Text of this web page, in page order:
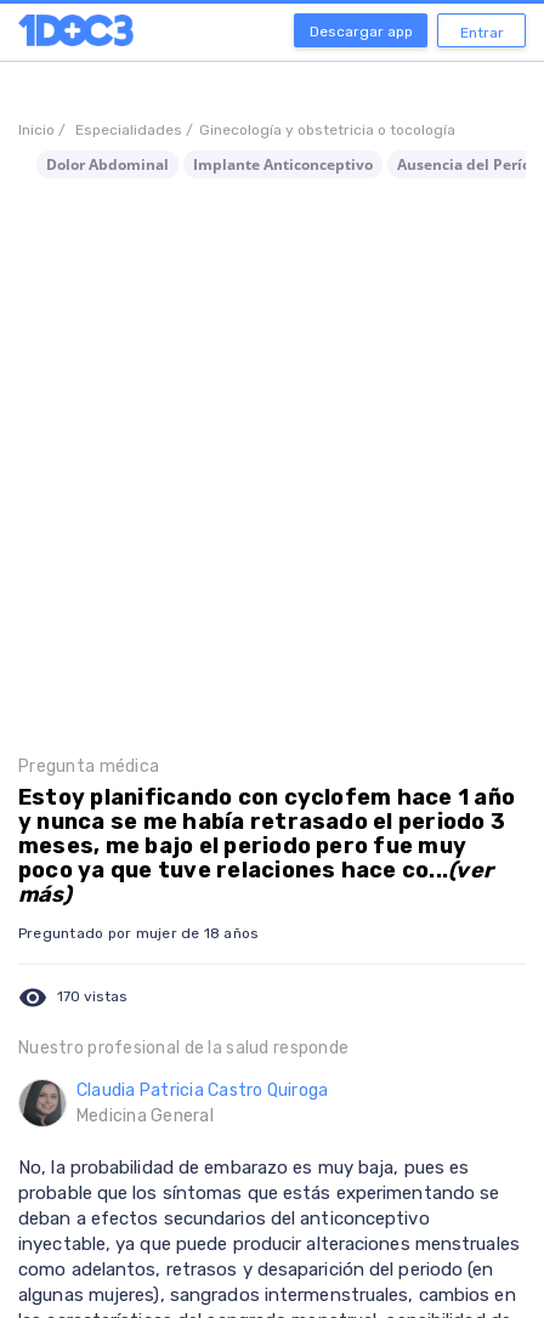
Descargar app Entrar
Inicio / Especialidades / Ginecología y obstetricia o tocología
Dolor Abdominal Implante Anticonceptivo Ausencia del
Pregunta médica
Estoy planificando con cyclofem hace 1 año
y nunca se me había retrasado el periodo 3
meses, me bajo el periodo pero fue muy
poco ya que tuve relaciones hace co...(ver
más)
Preguntado por mujer de 18 años
visibility 170 vistas
Nuestro profesional de la salud responde
Claudia Patricia Castro Quiroga
Medicina General
No, la probabilidad de embarazo es muy baja, pues es
probable que los síntomas que estás experimentando se
deban a efectos secundarios del anticonceptivo
inyectable, ya que puede producir alteraciones menstruales
como adelantos, retrasos y desaparición del periodo (en
algunas mujeres), sangrados intermenstruales, cambios en